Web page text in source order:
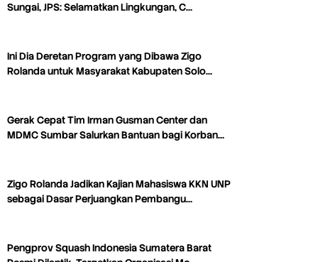
Sungai, JPS: Selamatkan Lingkungan, C…
Ini Dia Deretan Program yang Dibawa Zigo
Rolanda untuk Masyarakat Kabupaten Solo…
Gerak Cepat Tim Irman Gusman Center dan
MDMC Sumbar Salurkan Bantuan bagi Korban…
Zigo Rolanda Jadikan Kajian Mahasiswa KKN UNP
sebagai Dasar Perjuangkan Pembangu…
Pengprov Squash Indonesia Sumatera Barat